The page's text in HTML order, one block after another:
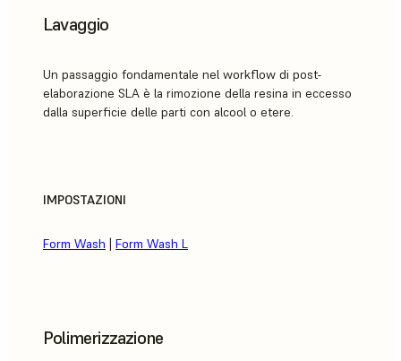
Lavaggio
Un passaggio fondamentale nel workflow di post-
elaborazione SLA è la rimozione della resina in eccesso
dalla superficie delle parti con alcool o etere.
IMPOSTAZIONI
Form Wash Form Wash L
Polimerizzazione